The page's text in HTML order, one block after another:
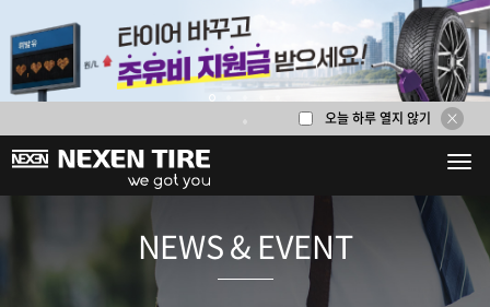
5
오늘 하루 열지 않기